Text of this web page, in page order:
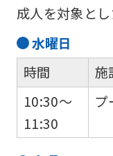
成人を対象と
水曜日
時間
10:30～
11:30
施
プ